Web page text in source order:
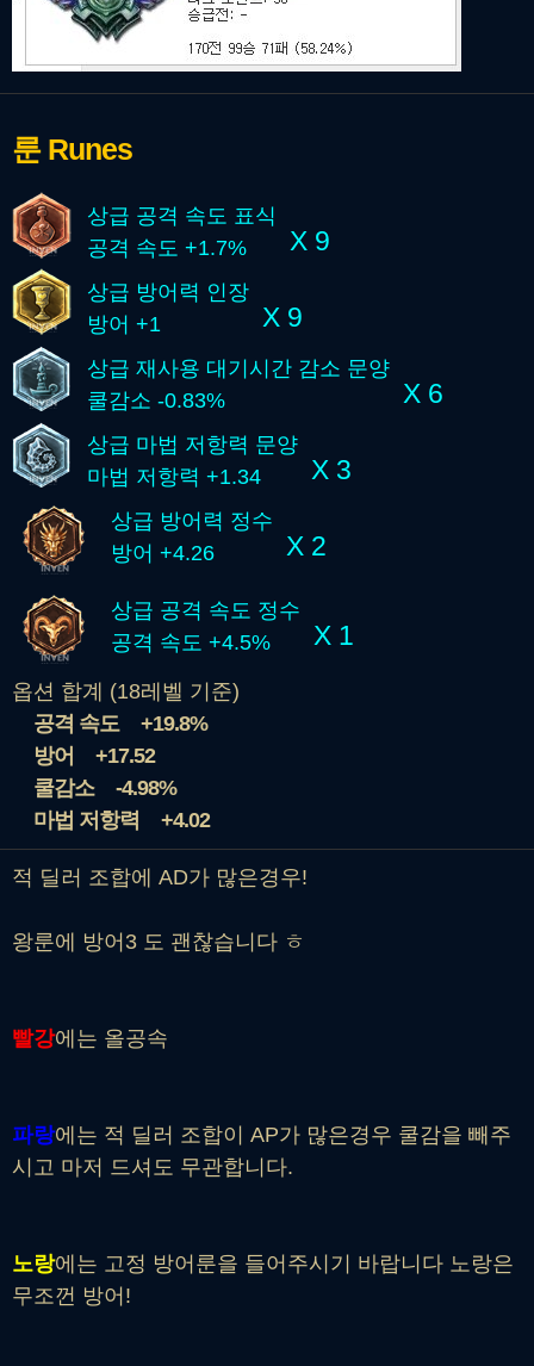
룬 Runes
상급 공격 속도 표식
공격 속도 +1.7%
X 9
상급 방어력 인장
방어 +1
X 9
상급 재사용 대기시간 감소 문양
쿨감소 -0.83%
X 6
상급 마법 저항력 문양
마법 저항력 +1.34
X 3
상급 방어력 정수
방어 +4.26
X 2
상급 공격 속도 정수
공격 속도 +4.5%
X 1
옵션 합계 (18레벨 기준)
공격 속도
+19.8%
방어
+17.52
쿨감소
-4.98%
마법 저항력
+4.02
적 딜러 조합에 AD가 많은경우!
왕룬에 방어3 도 괜찮습니다 ㅎ
빨강에는 올공속
파랑에는 적 딜러 조합이 AP가 많은경우 쿨감을 빼주
시고 마저 드셔도 무관합니다.
노랑에는 고정 방어룬을 들어주시기 바랍니다 노랑은
무조껀 방어!